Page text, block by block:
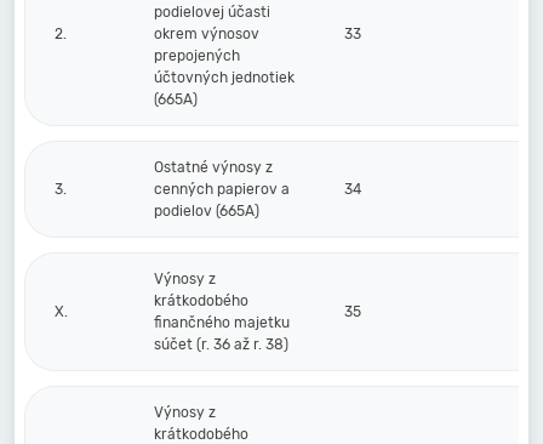
2.
podielovej účasti
okrem výnosov
prepojených
účtovných jednotiek
(665A)
33
3.
Ostatné výnosy z
cenných papierov a
podielov (665A)
34
X.
Výnosy z
krátkodobého
finančného majetku
súčet (r. 36 až r. 38)
35
Výnosy z
krátkodobého